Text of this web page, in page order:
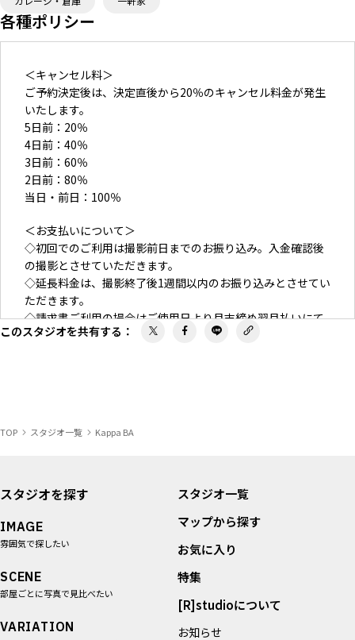
各種ポリシー
＜キャンセル料＞
ご予約決定後は、決定直後から20％のキャンセル料金が発生
いたします。
5日前：20％
4日前：40％
3日前：60％
2日前：80％
当日・前日：100％
＜お支払いについて＞
◇初回でのご利用は撮影前日までのお振り込み。入金確認後
の撮影とさせていただきます。
◇延長料金は、撮影終了後1週間以内のお振り込みとさせてい
ただきます。
◇請求書ご利用の場合はご使用日より月末締め翌月払いにて
お願いいたします。
このスタジオを共有する ：
TOP スタジオ一覧 Kappa BA
スタジオを探す
IMAGE
雰囲気で探したい
SCENE
部屋ごとに写真で見比べたい
VARIATION
スタジオ一覧
マップから探す
お気に入り
特集
[R]studioについて
お知らせ